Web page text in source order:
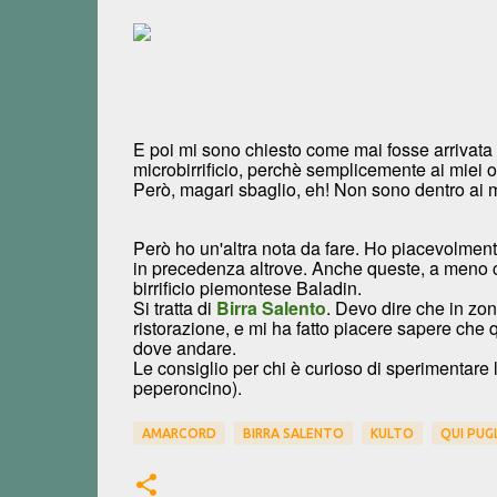
E poi mi sono chiesto come mai fosse
microbirrificio, perchè semplicemente ai miei
Però, magari sbaglio, eh! Non sono dentro ai
Però ho un'altra nota da fare. Ho
in precedenza altrove. Anche queste, a
birrificio piemontese Baladin.
Si tratta di Birra Salento. Devo dire che in
ristorazione, e mi ha fatto piacere sapere
dove andare.
Le consiglio per chi è curioso di
peperoncino).
AMARCORD BIRRA SALENTO KULTO QUI